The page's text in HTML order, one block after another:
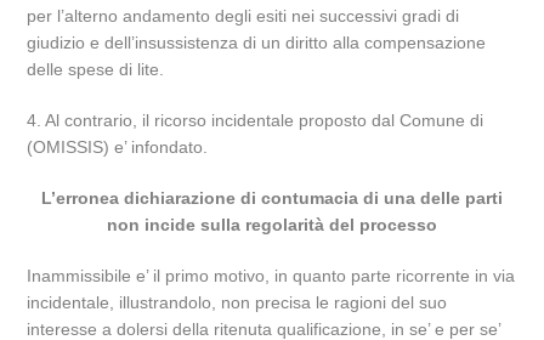
per l’alterno andamento degli esiti nei successivi gradi di
giudizio e dell’insussistenza di un diritto alla compensazione
delle spese di lite.
4. Al contrario, il ricorso incidentale proposto dal Comune di
(OMISSIS) e’ infondato.
L’erronea dichiarazione di contumacia di una delle parti
non incide sulla regolarità del processo
Inammissibile e’ il primo motivo, in quanto parte ricorrente in via
incidentale, illustrandolo, non precisa le ragioni del suo
interesse a dolersi della ritenuta qualificazione, in se’ e per se’